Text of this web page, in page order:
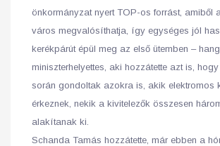
önkormányzat nyert TOP-os forrást, amiből
város megvalósíthatja, így egységes jól
kerékpárút épül meg az első ütemben –
miniszterhelyettes, aki hozzátette azt is,
során gondoltak azokra is, akik elektromos
érkeznek, nekik a kivitelezők összesen
alakítanak ki.
Schanda Tamás hozzátette, már ebben a